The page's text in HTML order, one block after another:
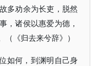
多劝余为长吏，脱然
，诸侯以惠爱为德，
《归去来兮辞》）
如何，到渊明自己身